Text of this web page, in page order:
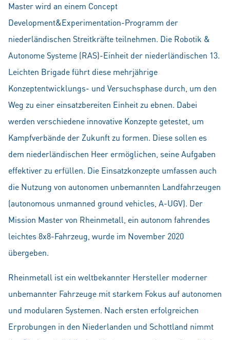
Master wird an einem Concept
Development&Experimentation-Programm der
niederländischen Streitkräfte teilnehmen. Die Robotik &
Autonome Systeme (RAS)-Einheit der niederländischen 13.
Leichten Brigade führt diese mehrjährige
Konzeptentwicklungs- und Versuchsphase durch, um den
Weg zu einer einsatzbereiten Einheit zu ebnen. Dabei
werden verschiedene innovative Konzepte getestet, um
Kampfverbände der Zukunft zu formen. Diese sollen es
dem niederländischen Heer ermöglichen, seine Aufgaben
effektiver zu erfüllen. Die Einsatzkonzepte umfassen auch
die Nutzung von autonomen unbemannten Landfahrzeugen
(autonomous unmanned ground vehicles, A-UGV). Der
Mission Master von Rheinmetall, ein autonom fahrendes
leichtes 8x8-Fahrzeug, wurde im November 2020
übergeben.
Rheinmetall ist ein weltbekannter Hersteller moderner
unbemannter Fahrzeuge mit starkem Fokus auf autonomen
und modularen Systemen. Nach ersten erfolgreichen
Erprobungen in den Niederlanden und Schottland nimmt